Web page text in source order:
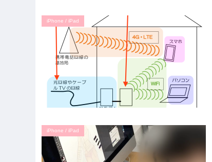
iPhone / iPad
iPhone / iPad